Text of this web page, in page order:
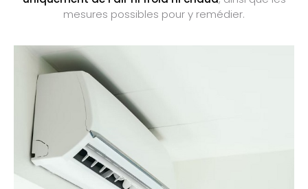
mesures possibles pour y remédier.